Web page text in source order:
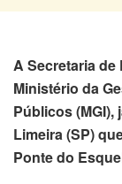
A Secretaria de
Ministério da
Públicos
Limeira (SP)
Ponte do